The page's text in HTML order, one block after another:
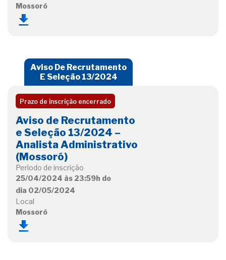
Mossoró
Aviso De Recrutamento
E Seleção 13/2024
Prazo de inscrição encerrado
Aviso de Recrutamento
e Seleção 13/2024 –
Analista Administrativo
(Mossoró)
Período de inscrição
25/04/2024 às 23:59h do
dia 02/05/2024
Local
Mossoró